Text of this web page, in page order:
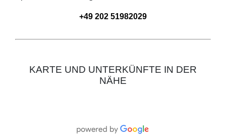
+49 202 51982029
KARTE UND UNTERKÜNFTE IN DER
NÄHE